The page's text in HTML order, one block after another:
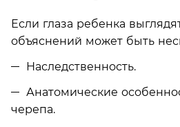
Если глаза ребенка
объяснений может быть
Наследственность.
Анатомические
черепа.